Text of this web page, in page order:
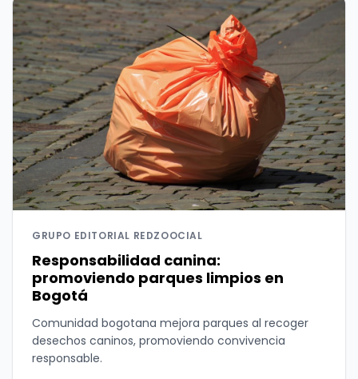
GRUPO EDITORIAL REDZOOCIAL
Responsabilidad canina:
promoviendo parques limpios en
Bogotá
Comunidad bogotana mejora parques al recoger
desechos caninos, promoviendo convivencia
responsable.